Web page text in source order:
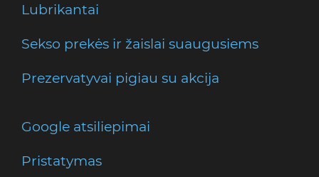
Lubrikantai
Sekso prekės ir žaislai suaugusiems
Prezervatyvai pigiau su akcija
Google atsiliepimai
Pristatymas